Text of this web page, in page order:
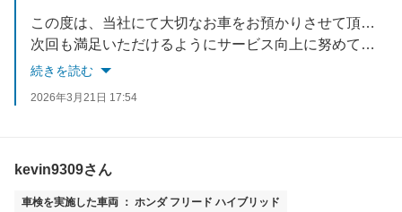
この度は、当社にて大切なお車をお預かりさせて頂き誠に有難うございました。
次回も満足いただけるようにサービス向上に努めて参ります。
些細な事でも気になる事があればいつでもご相談ください。
続きを読む
2026年3月21日 17:54
kevin9309さん
車検を実施した車両 ： ホンダ フリード ハイブリッド